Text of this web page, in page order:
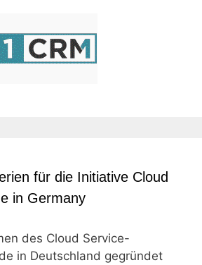
für die Initiative Cloud
in Germany
des Cloud Service-
in Deutschland gegründet